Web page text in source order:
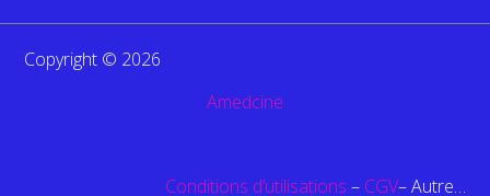
k a
Copyright © 2026
Amedcine
Conditions d’utilisations – CGV– Autre…